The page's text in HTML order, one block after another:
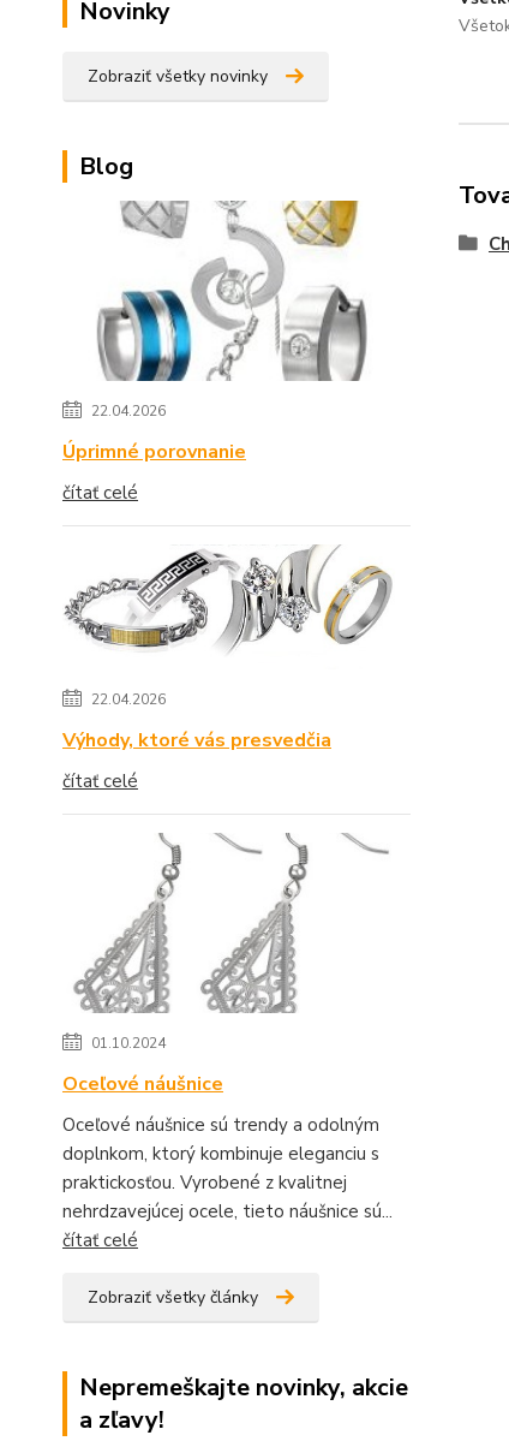
Novinky
Zobraziť všetky novinky
Blog
22.04.2026
Úprimné porovnanie
čítať celé
22.04.2026
Výhody, ktoré vás presvedčia
čítať celé
01.10.2024
Oceľové náušnice
Oceľové náušnice sú trendy a odolným
doplnkom, ktorý kombinuje eleganciu s
praktickosťou. Vyrobené z kvalitnej
nehrdzavejúcej ocele, tieto náušnice sú...
čítať celé
Zobraziť všetky články
Nepremeškajte novinky, akcie
a zľavy!